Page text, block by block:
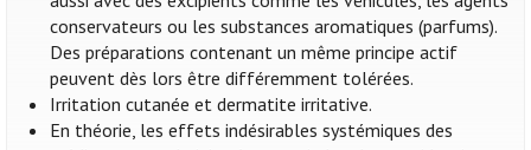
conservateurs ou les substances aromatiques (parfums).
Des préparations contenant un même principe actif
peuvent dès lors être différemment tolérées.
Irritation cutanée et dermatite irritative.
En théorie, les effets indésirables systémiques des